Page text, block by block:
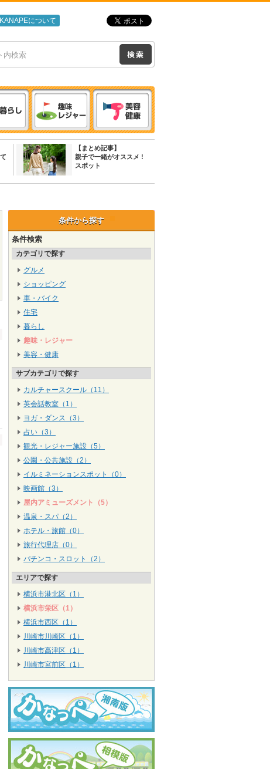
KANAPEについて
【まとめ記事】
親子で一緒がオススメ !
スポット
条件から探す
条件検索
カテゴリで探す
グルメ
ショッピング
車・バイク
住宅
暮らし
趣味・レジャー
美容・健康
サブカテゴリで探す
カルチャースクール（11）
英会話教室（1）
ヨガ・ダンス（3）
占い（3）
観光・レジャー施設（5）
公園・公共施設（2）
イルミネーションスポット（0）
映画館（3）
屋内アミューズメント（5）
温泉・スパ（2）
ホテル・旅館（0）
旅行代理店（0）
パチンコ・スロット（2）
エリアで探す
横浜市港北区（1）
横浜市栄区（1）
横浜市西区（1）
川崎市川崎区（1）
川崎市高津区（1）
川崎市宮前区（1）